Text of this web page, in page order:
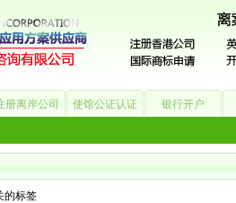
册离岸公司 使馆公证认证 银行开户
行开户 香港公司 商标注册 海外公司
的标签